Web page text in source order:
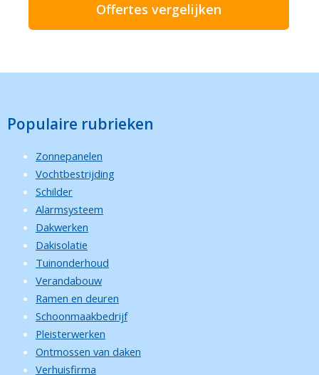
Offertes vergelijken
Populaire rubrieken
Zonnepanelen
Vochtbestrijding
Schilder
Alarmsysteem
Dakwerken
Dakisolatie
Tuinonderhoud
Verandabouw
Ramen en deuren
Schoonmaakbedrijf
Pleisterwerken
Ontmossen van daken
Verhuisfirma